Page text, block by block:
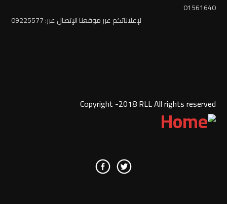
01561640
لإعلاناتكم عبر موقعنا الإتصال عبر: 09225577
Copyright -2018 RLL All rights reserved